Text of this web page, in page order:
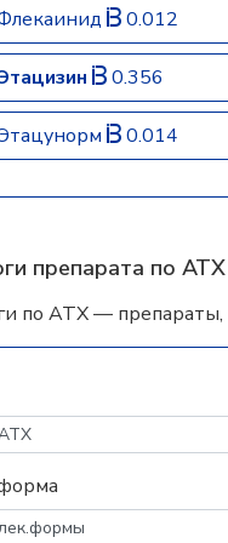
0.012
0.356
0.014
препарата по АТХ
по АТХ —